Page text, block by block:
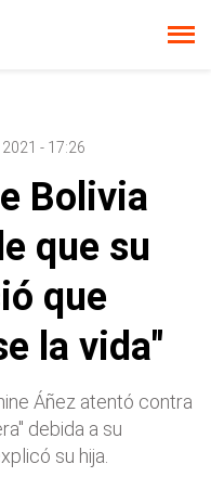
- 17:26
Bolivia
que su
que
la vida"
Áñez atentó contra
debida a su
su hija.